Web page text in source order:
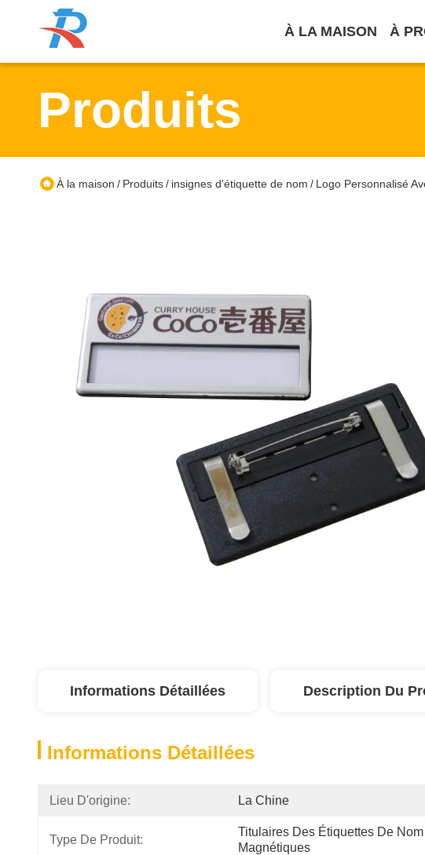
À LA MAISON À
Produits
À la maison / Produits/ insignes d'étiquette de nom / Logo Personnalisé
Informations Détaillées Description Du
Informations Détaillées
Lieu D'origine: La Chine
Type De Produit:
Titulaires Des Étiquettes De
Magnétiques